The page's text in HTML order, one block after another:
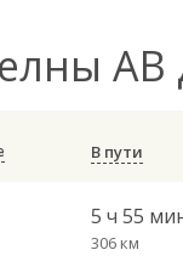
АВ
В пути
5 ч 55
306 км